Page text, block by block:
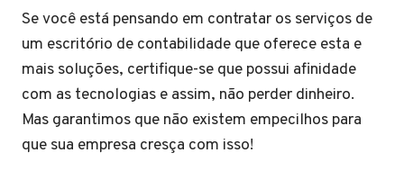
Se você está pensando em contratar os serviços de
um escritório de contabilidade que oferece esta e
mais soluções, certifique-se que possui afinidade
com as tecnologias e assim, não perder dinheiro.
Mas garantimos que não existem empecilhos para
que sua empresa cresça com isso!